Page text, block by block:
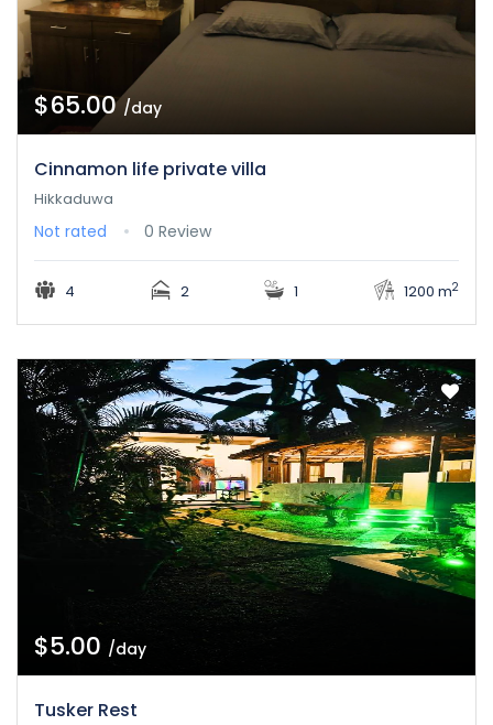
$65.00/day
Cinnamon life private villa
Hikkaduwa
Not rated 0 Review
4 2 1 1200 m2
$5.00 /day
Tusker Rest